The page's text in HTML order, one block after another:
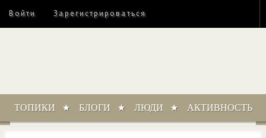
Войти Зарегистрироваться
ТОПИКИ БЛОГИ ЛЮДИ АКТИВНОСТЬ